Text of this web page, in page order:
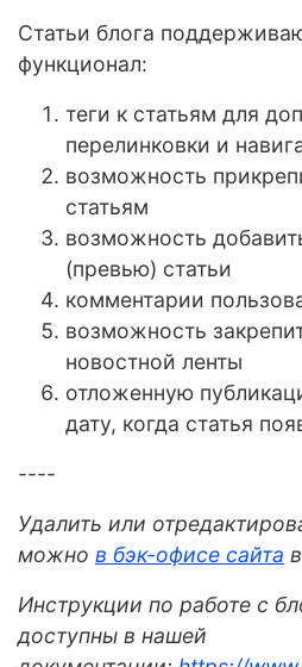
Статьи блога
функционал:
теги к статьям для
перелинковки и
возможность
статьям
возможность
(превью) статьи
комментарии
возможность
новостной ленты
отложенную
дату, когда статья
----
Удалить или
можно в бэк-офисе сайта
Инструкции по работе с
доступны в нашей